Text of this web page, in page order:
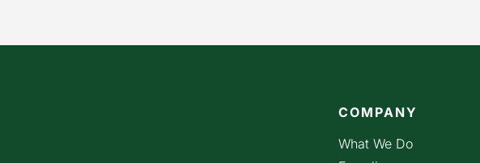
COMPANY
What We Do